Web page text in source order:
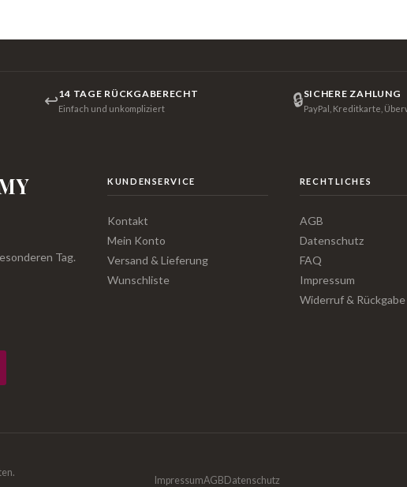
↩14 TAGE RÜCKGABERECHT
Einfach und unkompliziert 🔒SICHERE ZAHLUNG
PayPal, Kreditkarte,
Tag.
KUNDENSERVICE
Kontakt
Mein Konto
Versand & Lieferung
Wunschliste
RECHTLICHES
AGB
Datenschutz
FAQ
Impressum
Widerruf & Rückgabe
ImpressumAGBDatenschutz